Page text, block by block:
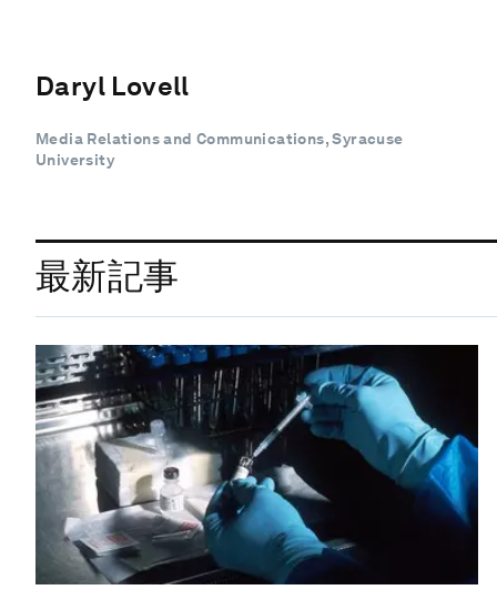
Daryl Lovell
Media Relations and Communications, Syracuse
University
最新記事